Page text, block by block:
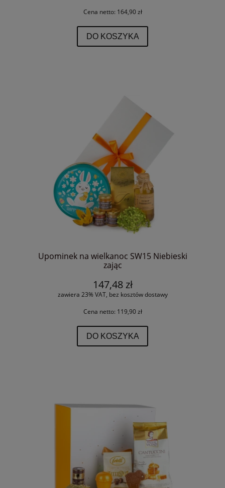
Cena netto: 164,90 zł
DO KOSZYKA
Upominek na wielkanoc SW15 Niebieski
zając
147,48 zł
zawiera 23% VAT, bez kosztów dostawy
Cena netto: 119,90 zł
DO KOSZYKA